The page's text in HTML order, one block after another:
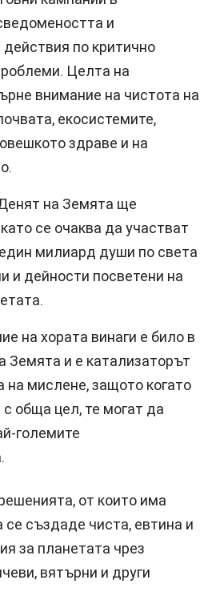
и
по критично
Целта на
внимание на чистота на
екосистемите,
здраве и на
на Земята ще
се очаква да участват
милиард души по света
и дейности посветени на
на хората винаги е било в
Земята и е катализаторът
на мислене, защото когато
обща цел, те могат да
големите
от които има
създаде чиста, евтина и
за планетата чрез
вятърни и други